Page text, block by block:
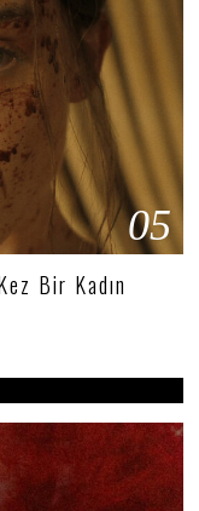
05
Bir Kadın